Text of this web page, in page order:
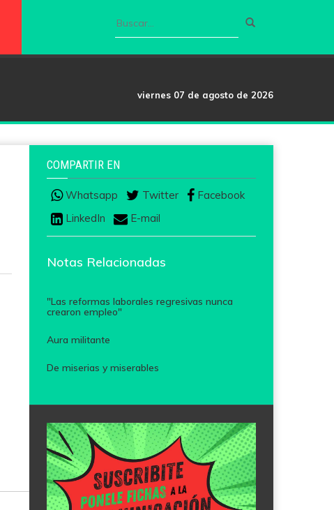
viernes 07 de agosto de 2026
COMPARTIR EN
Whatsapp Twitter
Facebook
LinkedIn
E-mail
Notas Relacionadas
"Las reformas laborales regresivas nunca
crearon empleo"
Aura militante
De miserias y miserables